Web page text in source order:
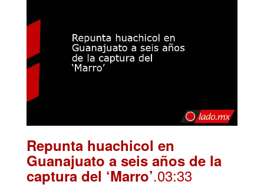
Repunta huachicol en
Guanajuato a seis años de la
captura del ‘Marro’.03:33